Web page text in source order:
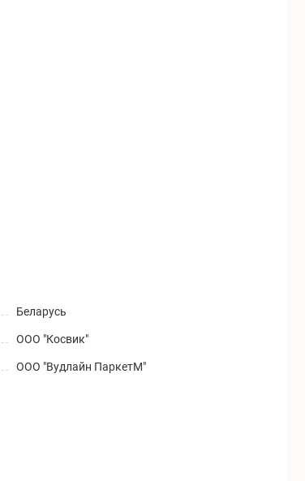
Беларусь
ООО "Косвик"
ООО "Вудлайн ПаркетМ"